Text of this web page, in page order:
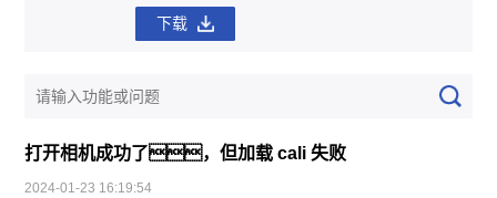
下载
打开相机成功了，但加载 cali 失败
2024-01-23 16:19:54